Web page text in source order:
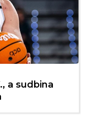
a sudbina